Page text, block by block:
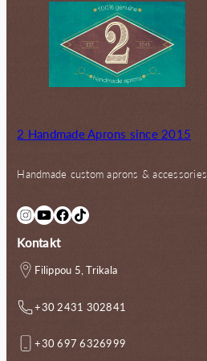
2 Handmade Aprons since 2015
Handmade custom aprons & accessories
InstagramYouTube Facebook TikTok
Kontakt
Filippou 5, Trikala
+30 2431 302841
+30 697 6326999